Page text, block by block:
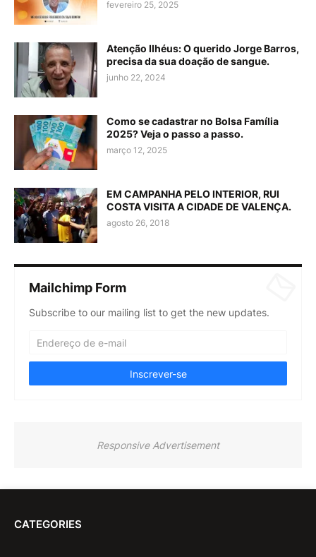
fevereiro 25, 2025
Atenção Ilhéus: O querido Jorge Barros,
precisa da sua doação de sangue.
junho 22, 2024
Como se cadastrar no Bolsa Família
2025? Veja o passo a passo.
março 12, 2025
EM CAMPANHA PELO INTERIOR, RUI
COSTA VISITA A CIDADE DE VALENÇA.
agosto 26, 2018
Mailchimp Form
Subscribe to our mailing list to get the new updates.
Responsive Advertisement
CATEGORIES